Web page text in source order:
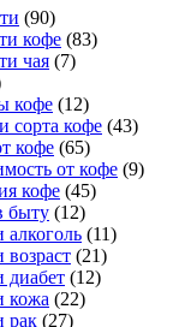
(90)
кофе (83)
чая (7)
кофе (12)
сорта кофе (43)
кофе (65)
от кофе (9)
кофе (45)
быту (12)
алкоголь (11)
(21)
диабет (12)
кожа (22)
рак (27)